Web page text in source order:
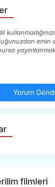
emin
Yorum
filmleri